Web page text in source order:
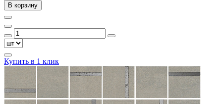
В корзину
Купить в 1 клик